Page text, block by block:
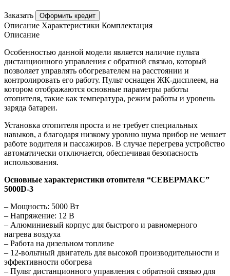
Заказать Оформить кредит
Описание Характеристики Комплектация
Описание
Особенностью данной модели является наличие пульта
дистанционного управления с обратной связью, который
позволяет управлять обогревателем на расстоянии и
контролировать его работу. Пульт оснащен ЖК-дисплеем, на
котором отображаются основные параметры работы
отопителя, такие как температура, режим работы и уровень
заряда батареи.
Установка отопителя проста и не требует специальных
навыков, а благодаря низкому уровню шума прибор не мешает
работе водителя и пассажиров. В случае перегрева устройство
автоматически отключается, обеспечивая безопасность
использования.
Основные характеристики отопителя “СЕВЕРМАКС”
5000D-3
– Мощность: 5000 Вт
– Напряжение: 12 В
– Алюминиевый корпус для быстрого и равномерного
нагрева воздуха
– Работа на дизельном топливе
– 12-вольтный двигатель для высокой производительности и
эффективности обогрева
– Пульт дистанционного управления с обратной связью для